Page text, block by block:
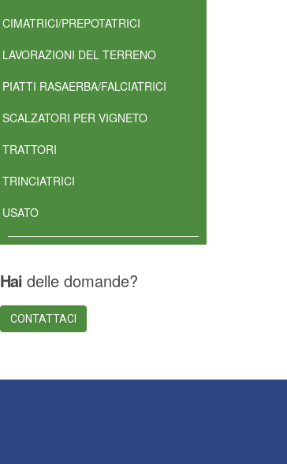
CIMATRICI/PREPOTATRICI
LAVORAZIONI DEL TERRENO
PIATTI RASAERBA/FALCIATRICI
SCALZATORI PER VIGNETO
TRATTORI
TRINCIATRICI
USATO
Hai delle domande?
CONTATTACI